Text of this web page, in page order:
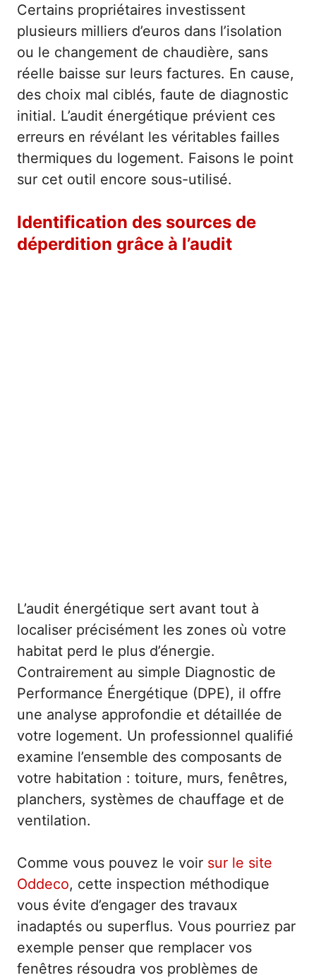
Certains propriétaires investissent
plusieurs milliers d’euros dans l’isolation
ou le changement de chaudière, sans
réelle baisse sur leurs factures. En cause,
des choix mal ciblés, faute de diagnostic
initial. L’audit énergétique prévient ces
erreurs en révélant les véritables failles
thermiques du logement. Faisons le point
sur cet outil encore sous-utilisé.
Identification des sources de
déperdition grâce à l’audit
L’audit énergétique sert avant tout à
localiser précisément les zones où votre
habitat perd le plus d’énergie.
Contrairement au simple Diagnostic de
Performance Énergétique (DPE), il offre
une analyse approfondie et détaillée de
votre logement. Un professionnel qualifié
examine l’ensemble des composants de
votre habitation : toiture, murs, fenêtres,
planchers, systèmes de chauffage et de
ventilation.
Comme vous pouvez le voir sur le site
Oddeco, cette inspection méthodique
vous évite d’engager des travaux
inadaptés ou superflus. Vous pourriez par
exemple penser que remplacer vos
fenêtres résoudra vos problèmes de